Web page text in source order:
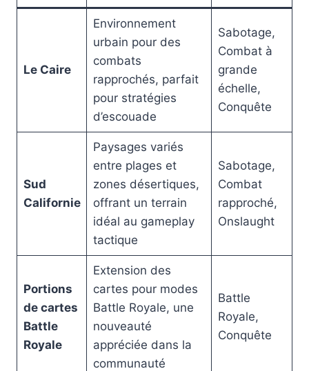
Le Caire
Environnement
urbain pour des
combats
rapprochés, parfait
pour stratégies
d’escouade
Sabotage,
Combat à
grande
échelle,
Conquête
Sud
Californie
Paysages variés
entre plages et
zones désertiques,
offrant un terrain
idéal au gameplay
tactique
Sabotage,
Combat
rapproché,
Onslaught
Portions
de cartes
Battle
Royale
Extension des
cartes pour modes
Battle Royale, une
nouveauté
appréciée dans la
communauté
Battle
Royale,
Conquête